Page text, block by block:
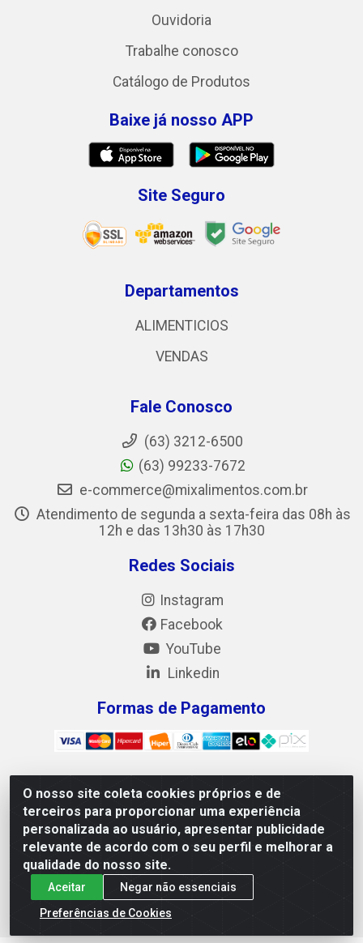
O nosso site coleta cookies próprios e de
terceiros para proporcionar uma experiência
personalizada ao usuário, apresentar publicidade
relevante de acordo com o seu perfil e melhorar a
qualidade do nosso site.
Aceitar
Negar não essenciais
Preferências de Cookies
Ouvidoria
Trabalhe conosco
Catálogo de Produtos
Baixe já nosso APP
Site Seguro
Departamentos
ALIMENTICIOS
VENDAS
Fale Conosco
(63) 3212-6500
(63) 99233-7672
e-commerce@mixalimentos.com.br
Atendimento de segunda a sexta-feira das 08h às
12h e das 13h30 às 17h30
Redes Sociais
Instagram
Facebook
YouTube
Linkedin
Formas de Pagamento
Mix Alimentos LTDA - Quadra Asr Ne 55 (412 Norte), Alameda
02, S/N - Plano Diretor Norte, Palmas/TO - CEP 77.006-540 -
CNPJ 05.922.500/0001-02